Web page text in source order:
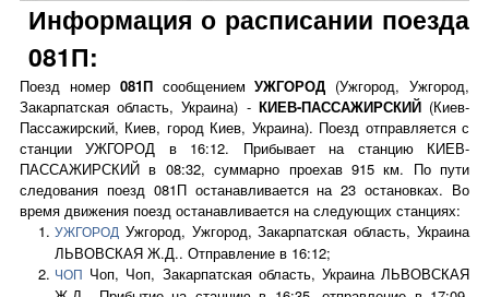
Информация о расписании поезда
081П:
Поезд номер 081ПсообщениемУЖГОРОД (Ужгород, Ужгород,
Закарпатская область, Украина) - КИЕВ-ПАССАЖИРСКИЙ(Киев-
Пассажирский, Киев, город Киев, Украина). Поезд отправляется с
станции УЖГОРОД в 16:12. Прибывает на станцию КИЕВ-
ПАССАЖИРСКИЙ в 08:32, суммарно проехав 915 км. По пути
следования поезд 081П останавливается на 23 остановках. Во
время движения поезд останавливается на следующих станциях:
УЖГОРОД Ужгород, Ужгород, Закарпатская область, Украина
ЛЬВОВСКАЯ Ж.Д.. Отправление в 16:12;
ЧОП
Чоп, Чоп, Закарпатская область, Украина ЛЬВОВСКАЯ